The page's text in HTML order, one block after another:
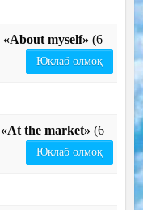
«About myself» (6
Юклаб олмоқ
«At the market» (6
Юклаб олмоқ